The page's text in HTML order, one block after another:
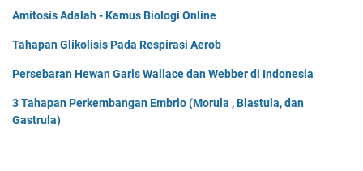
Amitosis Adalah - Kamus Biologi Online
Tahapan Glikolisis Pada Respirasi Aerob
Persebaran Hewan Garis Wallace dan Webber di Indonesia
3 Tahapan Perkembangan Embrio (Morula , Blastula, dan
Gastrula)